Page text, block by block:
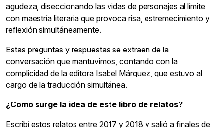
agudeza, diseccionando las vidas de personajes al límite
con maestría literaria que provoca risa, estremecimiento y
reflexión simultáneamente.
Estas preguntas y respuestas se extraen de la
conversación que mantuvimos, contando con la
complicidad de la editora Isabel Márquez, que estuvo al
cargo de la traducción simultánea.
¿Cómo surge la idea de este libro de relatos?
Escribí estos relatos entre 2017 y 2018 y salió a finales de